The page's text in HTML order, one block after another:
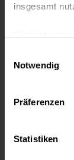
insgesamt
eingesetzt
Es steht
Cookies zu
oder durch
Notwendig
Präferenzen
Statistiken
Klinik